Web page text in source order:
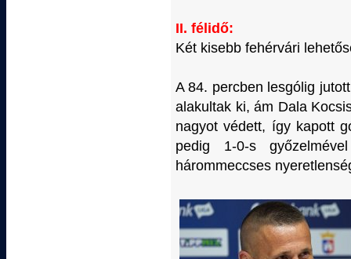
II. félidő:
Két kisebb fehérvári
A 84. percben lesgólig
alakultak ki, ám Dala
nagyot védett, így kapott
pedig 1-0-s
hárommeccses